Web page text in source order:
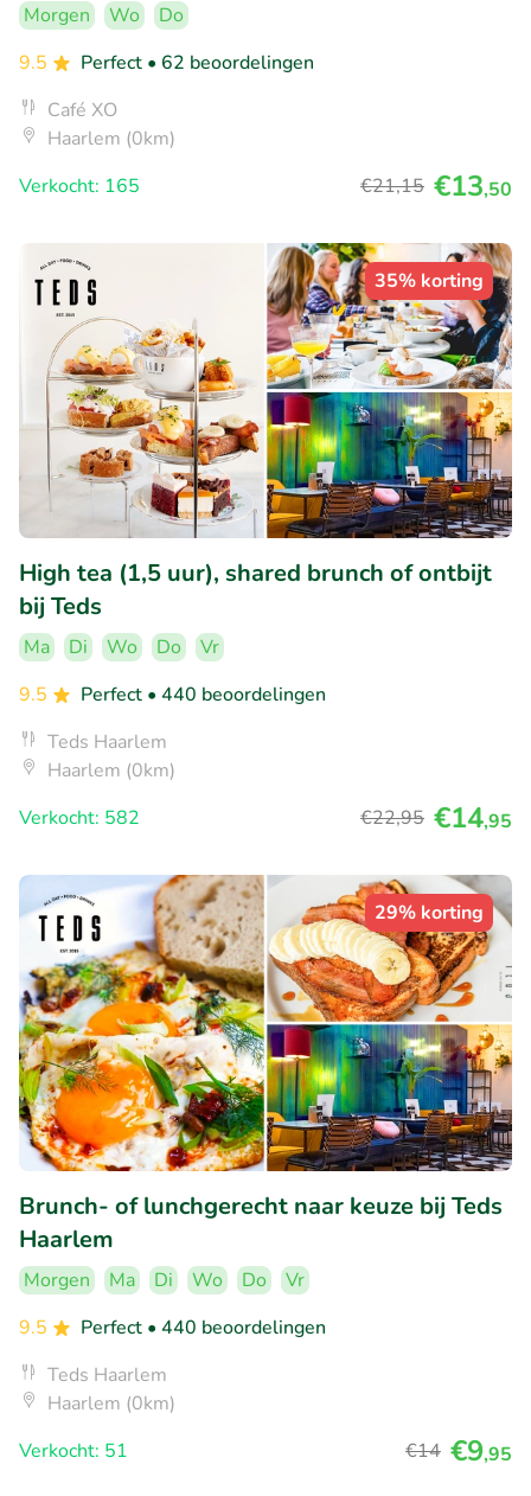
Morgen Wo
Do
9.5
Perfect • 62 beoordelingen
Café XO
Haarlem (0km)
Verkocht: 165
€21,15 €13,50
35% korting
High tea (1,5 uur), shared brunch of ontbijt
bij Teds
Ma Di Wo Do
Vr
9.5
Perfect • 440 beoordelingen
Teds Haarlem
Haarlem (0km)
Verkocht: 582
€22,95 €14,95
29% korting
Brunch- of lunchgerecht naar keuze bij Teds
Haarlem
Morgen Ma Di Wo Do
Vr
9.5
Perfect • 440 beoordelingen
Teds Haarlem
Haarlem (0km)
Verkocht: 51
€14 €9,95